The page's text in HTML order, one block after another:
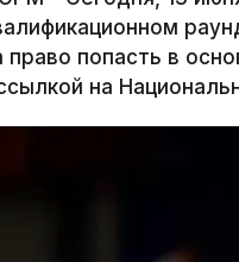
право попасть в
на